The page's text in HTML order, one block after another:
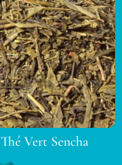
Thé Vert Sencha